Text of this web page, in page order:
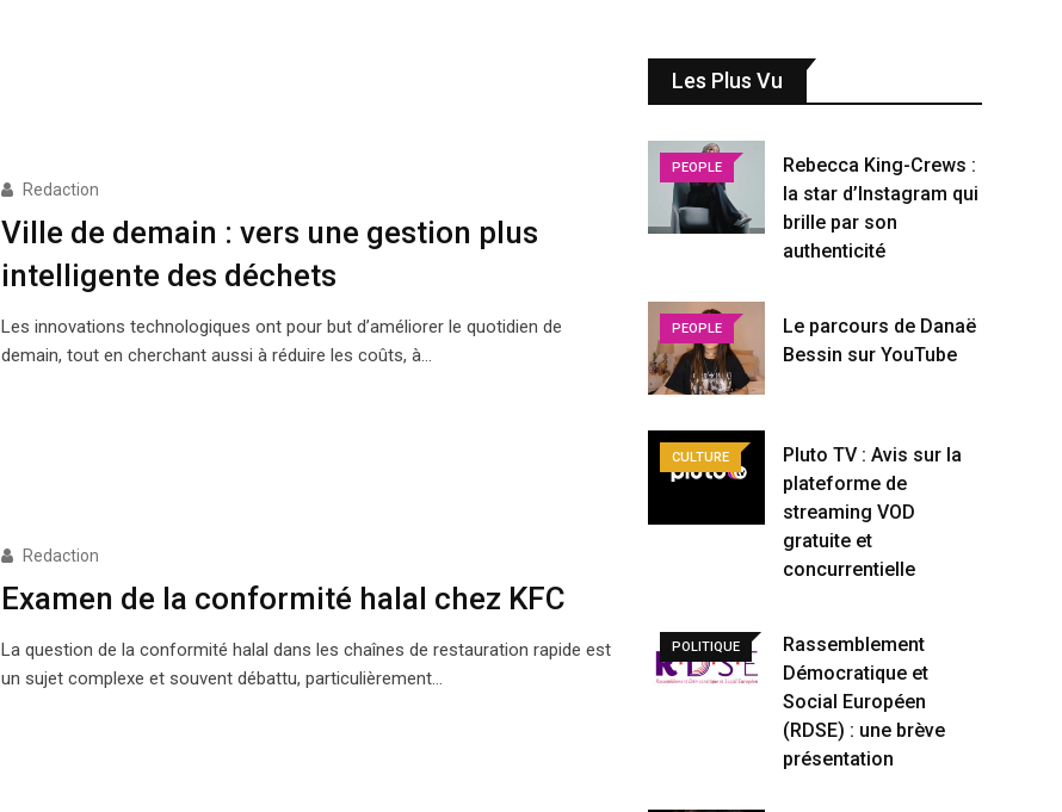
Redaction
Ville de demain : vers une gestion plus
intelligente des déchets
Les innovations technologiques ont pour but d’améliorer le quotidien de
demain, tout en cherchant aussi à réduire les coûts, à…
Redaction
Examen de la conformité halal chez KFC
La question de la conformité halal dans les chaînes de restauration rapide est
un sujet complexe et souvent débattu, particulièrement…
Les Plus Vu
PEOPLE
Rebecca King-Crews :
la star d’Instagram qui
brille par son
authenticité
PEOPLE
Le parcours de Danaë
Bessin sur YouTube
CULTURE
Pluto TV : Avis sur la
plateforme de
streaming VOD
gratuite et
concurrentielle
POLITIQUE
Rassemblement
Démocratique et
Social Européen
(RDSE) : une brève
présentation